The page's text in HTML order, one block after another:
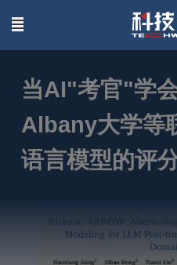
联
当AI"考官"学
Albany大学等
语言模型的评